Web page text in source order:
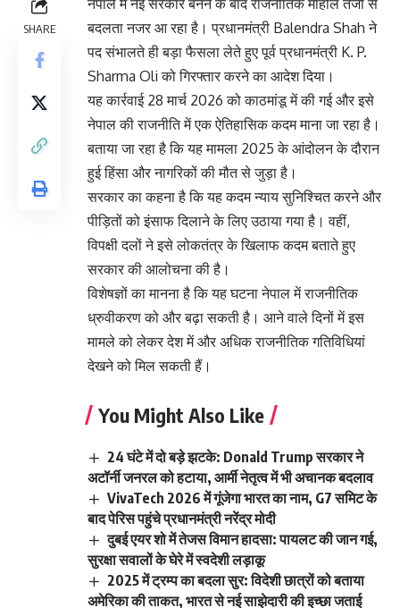
SHARE
बदलता नजर आ रहा है। प्रधानमंत्री Balendra Shah ने
पद संभालते ही बड़ा फैसला लेते हुए पूर्व प्रधानमंत्री K. P.
Sharma Oli को गिरफ्तार करने का आदेश दिया।
यह कार्रवाई 28 मार्च 2026 को काठमांडू में की गई और इसे
नेपाल की राजनीति में एक ऐतिहासिक कदम माना जा रहा है।
बताया जा रहा है कि यह मामला 2025 के आंदोलन के दौरान
हुई हिंसा और नागरिकों की मौत से जुड़ा है।
सरकार का कहना है कि यह कदम न्याय सुनिश्चित करने और
पीड़ितों को इंसाफ दिलाने के लिए उठाया गया है। वहीं,
विपक्षी दलों ने इसे लोकतंत्र के खिलाफ कदम बताते हुए
सरकार की आलोचना की है।
विशेषज्ञों का मानना है कि यह घटना नेपाल में राजनीतिक
ध्रुवीकरण को और बढ़ा सकती है। आने वाले दिनों में इस
मामले को लेकर देश में और अधिक राजनीतिक गतिविधियां
देखने को मिल सकती हैं।
You Might Also Like
24 घंटे में दो बड़े झटके: Donald Trump सरकार ने
अटॉर्नी जनरल को हटाया, आर्मी नेतृत्व में भी अचानक बदलाव
VivaTech 2026 में गूंजेगा भारत का नाम, G7 समिट के
बाद पेरिस पहुंचे प्रधानमंत्री नरेंद्र मोदी
दुबई एयर शो में तेजस विमान हादसा: पायलट की जान गई,
सुरक्षा सवालों के घेरे में स्वदेशी लड़ाकू
2025 में ट्रम्प का बदला सुर: विदेशी छात्रों को बताया
अमेरिका की ताकत, भारत से नई साझेदारी की इच्छा जताई